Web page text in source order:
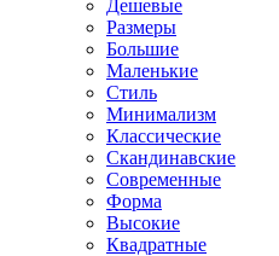
Дешевые
Размеры
Большие
Маленькие
Стиль
Минимализм
Классические
Скандинавские
Современные
Форма
Высокие
Квадратные